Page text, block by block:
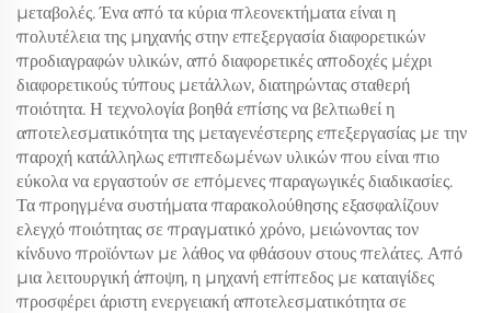
μεταβολές. Ένα από τα κύρια πλεονεκτήματα είναι η
πολυτέλεια της μηχανής στην επεξεργασία διαφορετικών
προδιαγραφών υλικών, από διαφορετικές αποδοχές μέχρι
διαφορετικούς τύπους μετάλλων, διατηρώντας σταθερή
ποιότητα. Η τεχνολογία βοηθά επίσης να βελτιωθεί η
αποτελεσματικότητα της μεταγενέστερης επεξεργασίας με την
παροχή κατάλληλως επιπεδωμένων υλικών που είναι πιο
εύκολα να εργαστούν σε επόμενες παραγωγικές διαδικασίες.
Τα προηγμένα συστήματα παρακολούθησης εξασφαλίζουν
ελεγχό ποιότητας σε πραγματικό χρόνο, μειώνοντας τον
κίνδυνο προϊόντων με λάθος να φθάσουν στους πελάτες. Από
μια λειτουργική άποψη, η μηχανή επίπεδος με καταιγίδες
προσφέρει άριστη ενεργειακή αποτελεσματικότητα σε